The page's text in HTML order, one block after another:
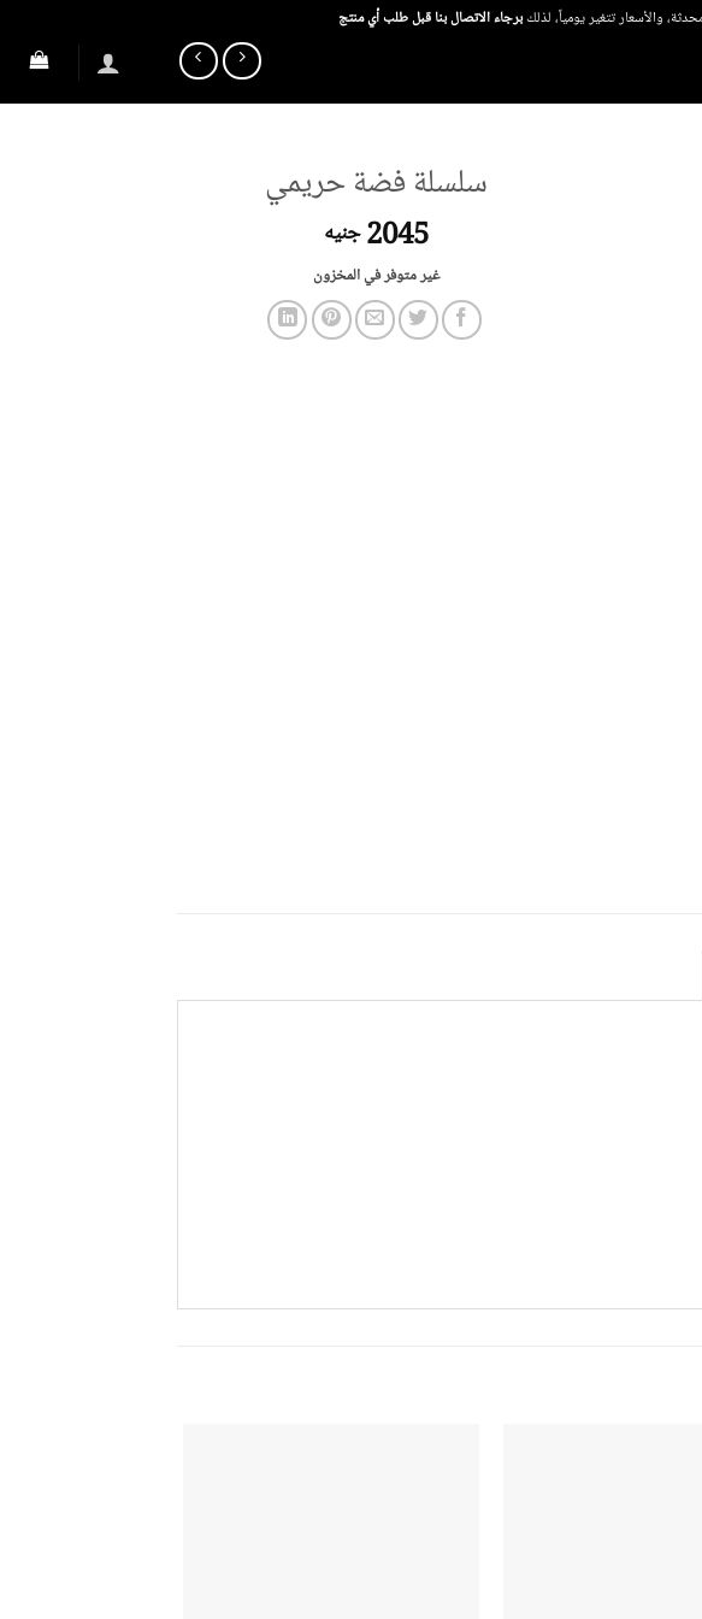
والأسعار تتغير يومياً، لذلكبرجاء الاتصال بنا قبل طلب أي منتج
سلسلة فضة حريمي
2045 جنيه
غير متوفر في المخزون